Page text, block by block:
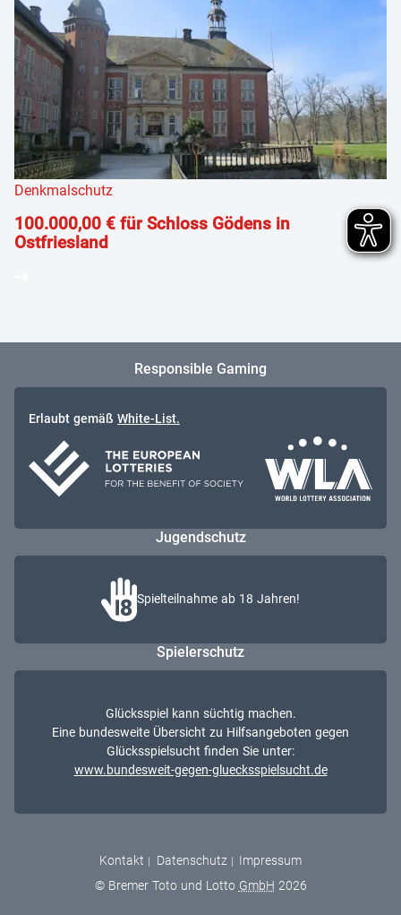
Denkmalschutz
100.000,00 € für Schloss Gödens in
Ostfriesland
Responsible Gaming
Erlaubt gemäß White-List.
Jugendschutz
Spielteilnahme ab 18 Jahren!
Spielerschutz
Glücksspiel kann süchtig machen.
Eine bundesweite Übersicht zu Hilfsangeboten gegen
Glücksspielsucht finden Sie unter:
www.bundesweit-gegen-gluecksspielsucht.de
Kontakt Datenschutz
Impressum
© Bremer Toto und Lotto GmbH 2026